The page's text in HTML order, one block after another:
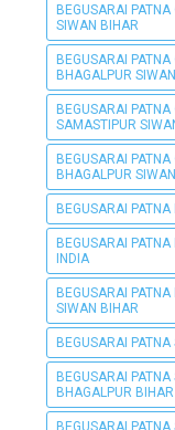
BEGUSARAI
SIWAN BIHAR
BEGUSARAI
BHAGALPUR
BEGUSARAI
SAMASTIPUR
BEGUSARAI
BHAGALPUR
BEGUSARAI
BEGUSARAI
INDIA
BEGUSARAI
SIWAN BIHAR
BEGUSARAI
BEGUSARAI
BHAGALPUR BIHAR
BEGUSARAI